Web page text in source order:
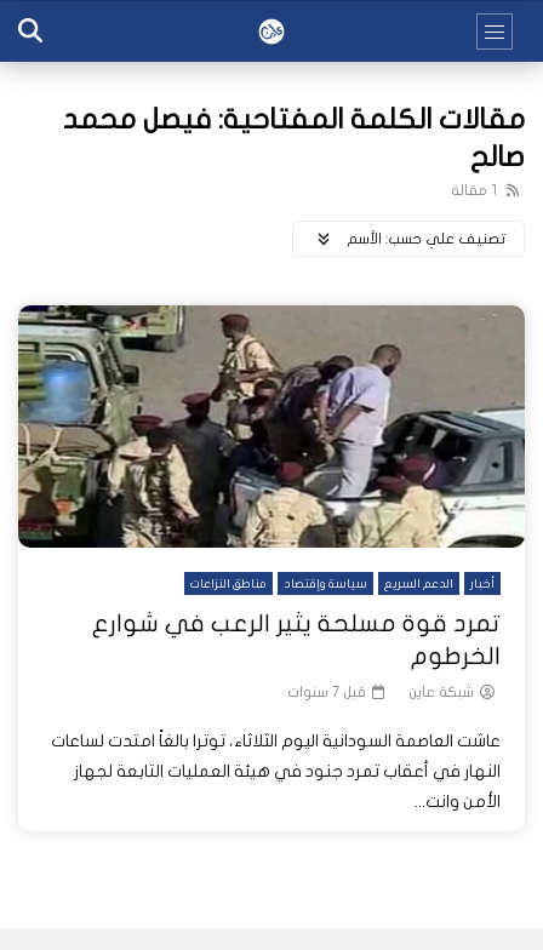
مقالات الكلمة المفتاحية: فيصل محمد
صالح
1 مقالة
تصنيف علي حسب: اﻷسم
أخبار الدعم السريع سياسة وإقتصاد مناطق النزاعات
تمرد قوة مسلحة يثير الرعب في شوارع
الخرطوم
شبكة عاين قبل 7 سنوات
عاشت العاصمة السودانية اليوم الثلاثاء، توترا بالغاً امتدت لساعات
النهار في أعقاب تمرد جنود في هيئة العمليات التابعة لجهاز
الأمن وانت...